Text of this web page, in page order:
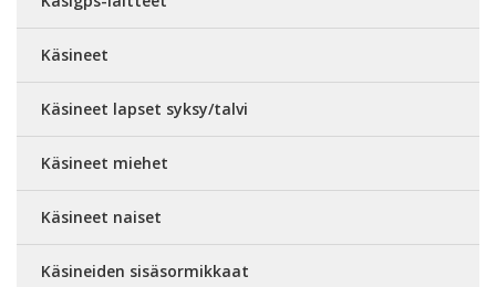
Käsineet
Käsineet lapset syksy/talvi
Käsineet miehet
Käsineet naiset
Käsineiden sisäsormikkaat